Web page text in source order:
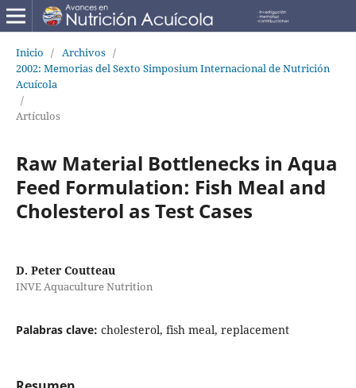
Inicio / Archivos /
2002: Memorias del Sexto Simposium Internacional de Nutrición
Acuícola
/
Artículos
Raw Material Bottlenecks in Aqua
Feed Formulation: Fish Meal and
Cholesterol as Test Cases
D. Peter Coutteau
INVE Aquaculture Nutrition
Palabras clave: cholesterol, fish meal, replacement